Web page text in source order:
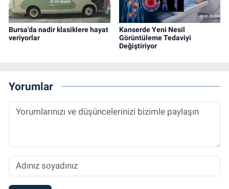
Bursa’da nadir klasiklere hayat
veriyorlar
Kanserde Yeni Nesil
Görüntüleme Tedaviyi
Değiştiriyor
Yorumlar